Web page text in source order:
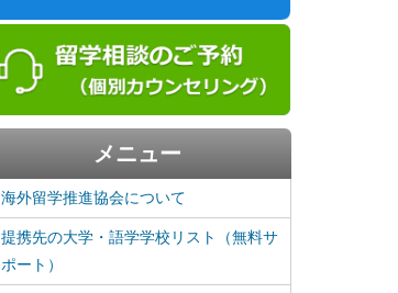
メニュー
海外留学推進協会について
提携先の大学・語学学校リスト（無料サ
ポート）